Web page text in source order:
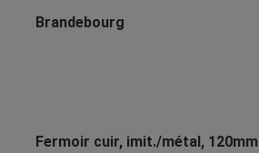
Brandebourg
Fermoir cuir, imit./métal, 120mm